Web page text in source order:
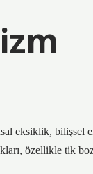
eksiklik, bilişsel
özellikle tik